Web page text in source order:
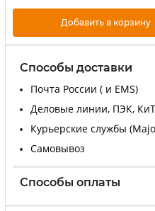
Добавить в корзину
Способы доставки
Почта России ( и EMS)
Деловые линии, ПЭК,
Курьерские службы
Самовывоз
Способы оплаты